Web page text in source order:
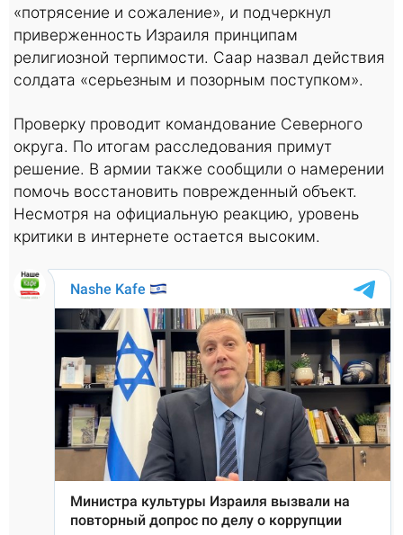
«потрясение и сожаление», и подчеркнул
приверженность Израиля принципам
религиозной терпимости. Саар назвал действия
солдата «серьезным и позорным поступком».
Проверку проводит командование Северного
округа. По итогам расследования примут
решение. В армии также сообщили о намерении
помочь восстановить поврежденный объект.
Несмотря на официальную реакцию, уровень
критики в интернете остается высоким.